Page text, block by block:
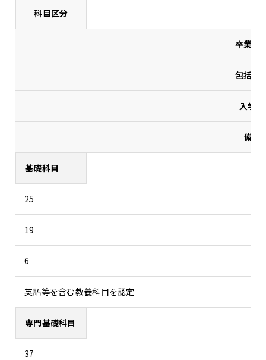
科目区分
卒業要
包括認
入学後
備考
基礎科目
25
19
6
英語等を含む教養科目を認定
専門基礎科目
37